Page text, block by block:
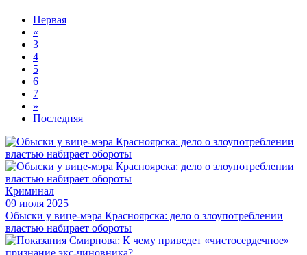
Первая
«
3
4
5
6
7
»
Последняя
Криминал
09 июля 2025
Обыски у вице-мэра Красноярска: дело о злоупотреблении
властью набирает обороты